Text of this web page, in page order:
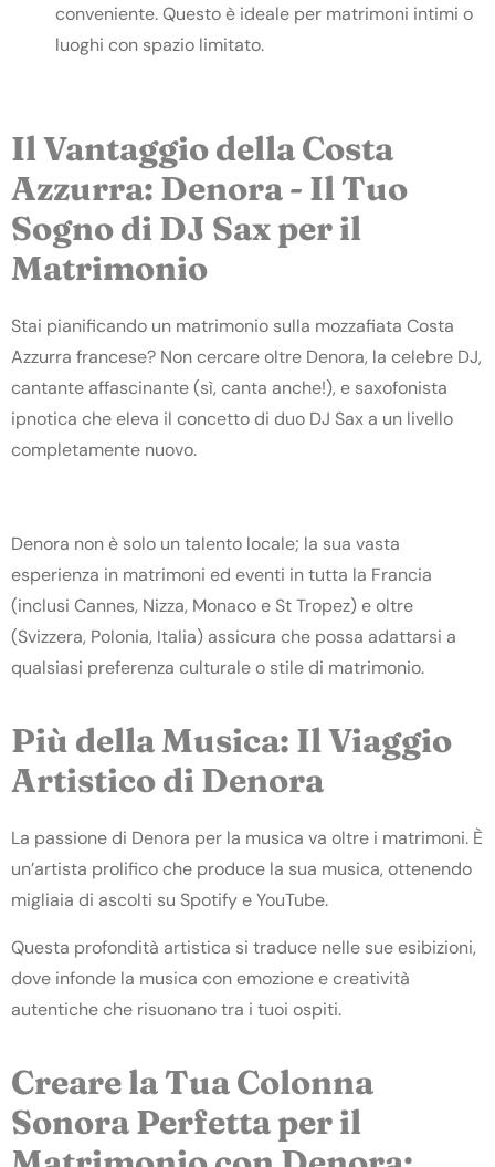
conveniente. Questo è ideale per matrimoni intimi o
luoghi con spazio limitato.
Il Vantaggio della Costa
Azzurra: Denora - Il Tuo
Sogno di DJ Sax per il
Matrimonio
Stai pianificando un matrimonio sulla mozzafiata Costa
Azzurra francese? Non cercare oltre Denora, la celebre DJ,
cantante affascinante (sì, canta anche!), e saxofonista
ipnotica che eleva il concetto di duo DJ Sax a un livello
completamente nuovo.
Denora non è solo un talento locale; la sua vasta
esperienza in matrimoni ed eventi in tutta la Francia
(inclusi Cannes, Nizza, Monaco e St Tropez) e oltre
(Svizzera, Polonia, Italia) assicura che possa adattarsi a
qualsiasi preferenza culturale o stile di matrimonio.
Più della Musica: Il Viaggio
Artistico di Denora
La passione di Denora per la musica va oltre i matrimoni. È
un’artista prolifico che produce la sua musica, ottenendo
migliaia di ascolti su Spotify e YouTube.
Questa profondità artistica si traduce nelle sue esibizioni,
dove infonde la musica con emozione e creatività
autentiche che risuonano tra i tuoi ospiti.
Creare la Tua Colonna
Sonora Perfetta per il